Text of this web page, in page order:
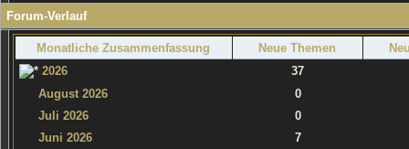
Forum-Verlauf
Monatliche Zusammenfassung Neue Themen
2026
37
August 2026
0
Juli 2026
0
Juni 2026
7